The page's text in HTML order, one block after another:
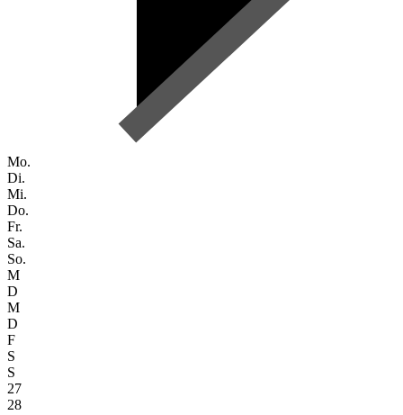
Mo.
Di.
Mi.
Do.
Fr.
Sa.
So.
M
D
M
D
F
S
S
27
28